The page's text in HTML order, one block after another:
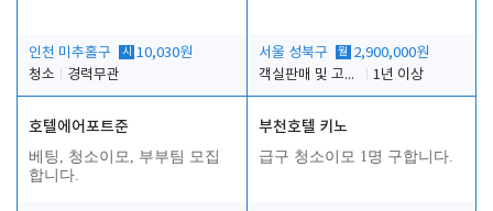
인천 미추홀구 시 10,030원
청소
경력무관
서울 성북구 월 2,900,000원
객실판매 및 고객응대
1년 이상
호텔에어포트준
베팅, 청소이모, 부부팀 모집
합니다.
부천호텔 키노
급구 청소이모 1명 구합니다.